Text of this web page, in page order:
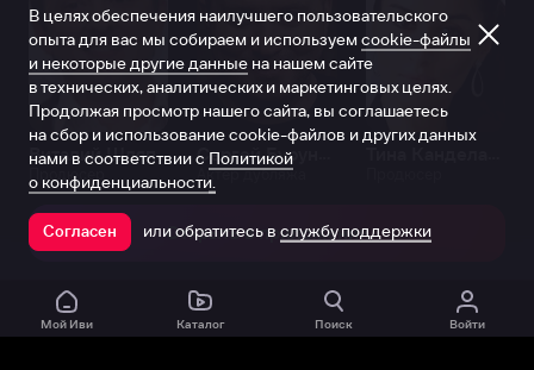
Виталий Шляппо
Продюсер Актёр дубляжа
Открыть в приложении
Мой Иви Каталог Поиск Войти
В целях обеспечения наилучшего пользовательского
опыта для вас мы собираем и используем cookie-файлы
и некоторые другие данные на нашем сайте
в технических, аналитических и маркетинговых целях.
Продолжая просмотр нашего сайта, вы соглашаетесь
на сбор и использование cookie-файлов и других данных
нами в соответствии с Политикой
о конфиденциальности.
Согласен или обратитесь в службу поддержки